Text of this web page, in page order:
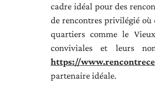
cadre idéal pour des
de rencontres privilégié où
quartiers comme le
conviviales et leurs
https://
partenaire idéale.